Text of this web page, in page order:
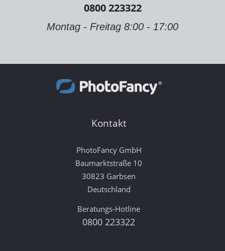
0800 223322
Montag - Freitag 8:00 - 17:00
Kontakt
PhotoFancy GmbH
Baumarktstraße 10
30823 Garbsen
Deutschland
Beratungs-Hotline
0800 223322